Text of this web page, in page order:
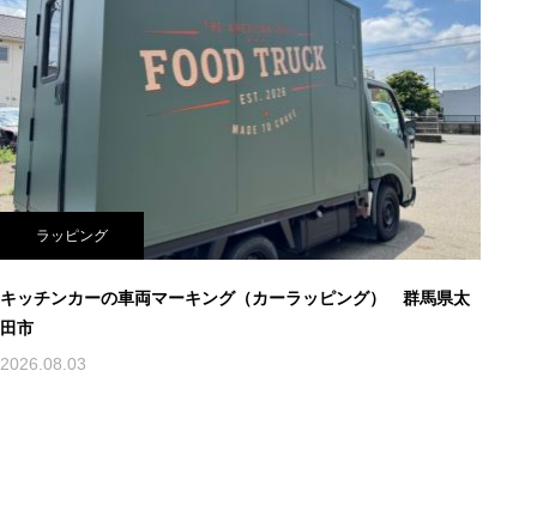
ラッピング
キッチンカーの車両マーキング（カーラッピング） 群馬県太
田市
2026.08.03